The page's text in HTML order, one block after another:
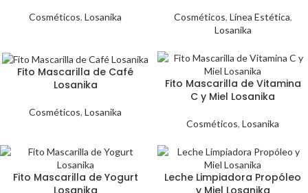
Cosméticos, Losanika Cosméticos, Línea Estética,
Losanika
Fito Mascarilla de Café
Losanika
Cosméticos, Losanika
Fito Mascarilla de Vitamina
C y Miel Losanika
Cosméticos, Losanika
Fito Mascarilla de Yogurt
Losanika
Leche Limpiadora Propóleo
y Miel Losanika